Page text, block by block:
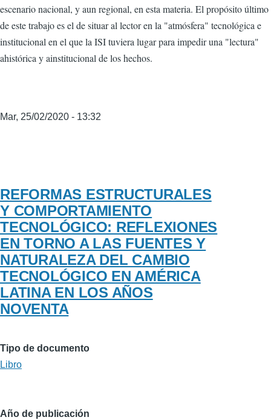
escenario nacional, y aun regional, en esta materia. El propósito último
de este trabajo es el de situar al lector en la "atmósfera" tecnológica e
institucional en el que la ISI tuviera lugar para impedir una "lectura"
ahistórica y ainstitucional de los hechos.
Mar, 25/02/2020 - 13:32
REFORMAS ESTRUCTURALES
Y COMPORTAMIENTO
TECNOLÓGICO: REFLEXIONES
EN TORNO A LAS FUENTES Y
NATURALEZA DEL CAMBIO
TECNOLÓGICO EN AMÉRICA
LATINA EN LOS AÑOS
NOVENTA
Tipo de documento
Libro
Año de publicación